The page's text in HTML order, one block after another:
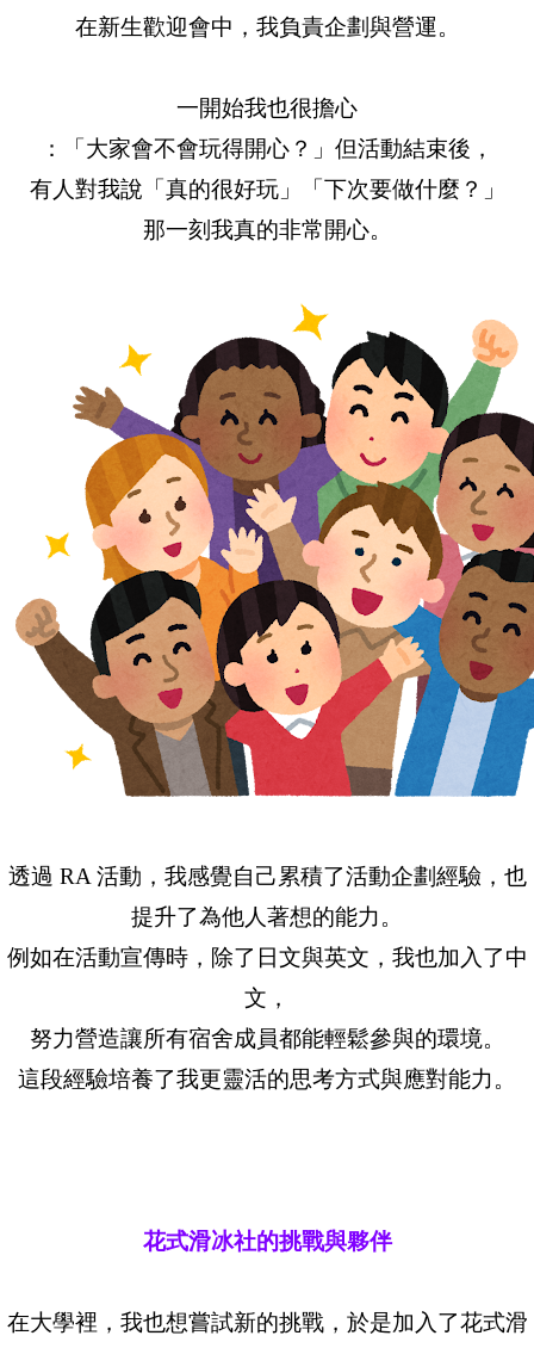
在新生歡迎會中，我負責企劃與營運。
一開始我也很擔心
：「大家會不會玩得開心？」但活動結束後，
有人對我說「真的很好玩」「下次要做什麼？」
那一刻我真的非常開心。
透過 RA 活動，我感覺自己累積了活動企劃經驗，也
提升了為他人著想的能力。
例如在活動宣傳時，除了日文與英文，我也加入了中
文，
努力營造讓所有宿舍成員都能輕鬆參與的環境。
這段經驗培養了我更靈活的思考方式與應對能力。
花式滑冰社的挑戰與夥伴
在大學裡，我也想嘗試新的挑戰，於是加入了花式滑